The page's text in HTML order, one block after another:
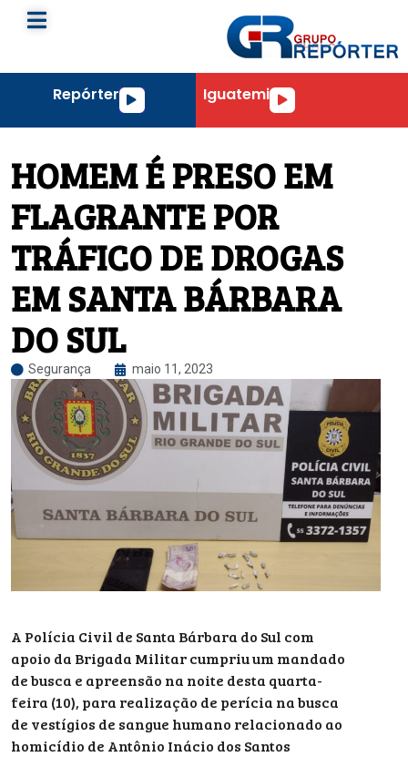
RepórterTocador
IguatemiTocador
HOMEM É PRESO EM
FLAGRANTE POR
TRÁFICO DE DROGAS
EM SANTA BÁRBARA
DO SUL
Segurança maio 11, 2023
A Polícia Civil de Santa Bárbara do Sul com
apoio da Brigada Militar cumpriu um mandado
de busca e apreensão na noite desta quarta-
feira (10), para realização de perícia na busca
de vestígios de sangue humano relacionado ao
homicídio de Antônio Inácio dos Santos